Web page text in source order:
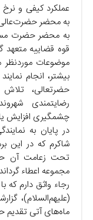
عملکرد کیفی و
به محضر حضرت‌عالی
به محضر حضرت
قوه قضاییه متعهد
موضوعات
بیشتر، انجام
حضرتعالی،
رضایتمندی
چشمگیری افزایش
در پایان به
شاکرم که در این
تحت زعامت آن
مجموعه اعطاء
رجاء واثق دارم که
(علیهم‌السلام)،
ماه‌های آتی تقدیم